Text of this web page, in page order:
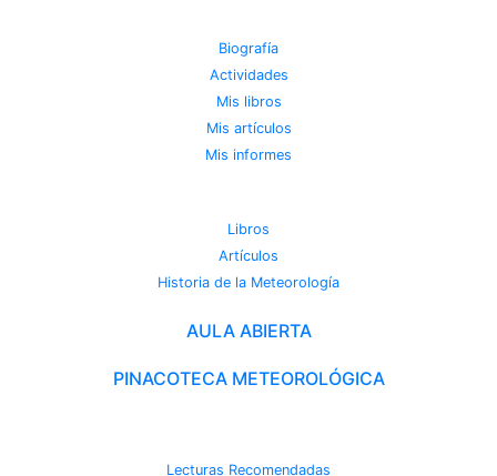
Biografía
Actividades
Mis libros
Mis artículos
Mis informes
Libros
Artículos
Historia de la Meteorología
AULA ABIERTA
PINACOTECA METEOROLÓGICA
Lecturas Recomendadas